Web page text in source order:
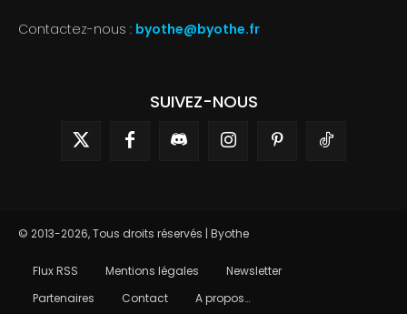
Contactez-nous : byothe@byothe.fr
SUIVEZ-NOUS
© 2013-2026, Tous droits réservés | Byothe
Flux RSS Mentions légales
Newsletter
Partenaires
Contact A propos…